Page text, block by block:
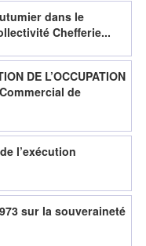
dans le
Chefferie...
DE L’OCCUPATION
de
l’exécution
sur la souveraineté